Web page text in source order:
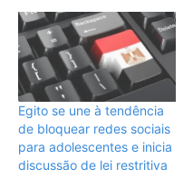
Egito se une à tendência
de bloquear redes sociais
para adolescentes e inicia
discussão de lei restritiva